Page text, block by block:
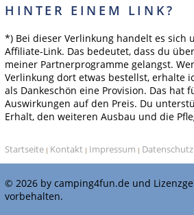
HINTER EINEM LINK?
*) Bei dieser Verlinkung handelt es sich
Affiliate-Link. Das bedeutet, dass du
meiner Partnerprogramme gelangst.
Verlinkung dort etwas bestellst, erhalte
als Dankeschön eine Provision. Das hat
Auswirkungen auf den Preis. Du
Erhalt, den weiteren Ausbau und die
Startseite | Kontakt | Impressum | Datenschutz
© 2026 by camping4fun.de und
vorbehalten.